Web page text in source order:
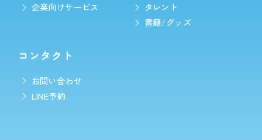
企業向けサービス
タレント
書籍/グッズ
コンタクト
お問い合わせ
LINE予約